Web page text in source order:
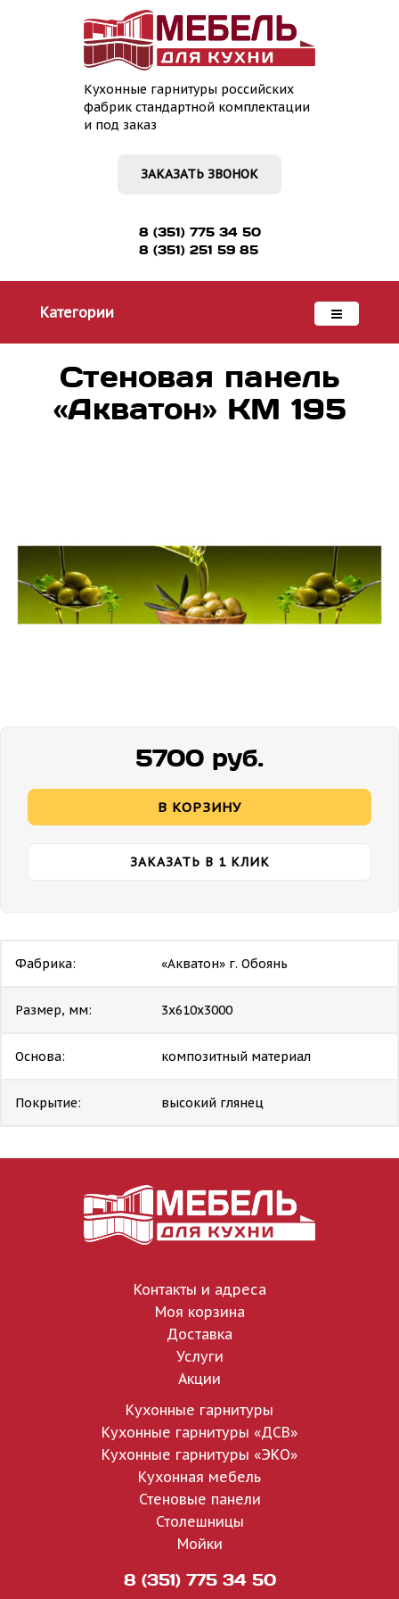
Кухонные гарнитуры российских
фабрик стандартной комплектации
и под заказ
ЗАКАЗАТЬ ЗВОНОК
8 (351) 775 34 50
8 (351) 251 59 85
Категории
Стеновая панель
«Акватон» КМ 195
5700 руб.
В КОРЗИНУ
ЗАКАЗАТЬ В 1 КЛИК
Фабрика: «Акватон» г. Обоянь
Размер, мм: 3х610х3000
Основа: композитный материал
Покрытие: высокий глянец
Контакты и адреса
Моя корзина
Доставка
Услуги
Акции
Кухонные гарнитуры
Кухонные гарнитуры «ДСВ»
Кухонные гарнитуры «ЭКО»
Кухонная мебель
Стеновые панели
Столешницы
Мойки
8 (351) 775 34 50